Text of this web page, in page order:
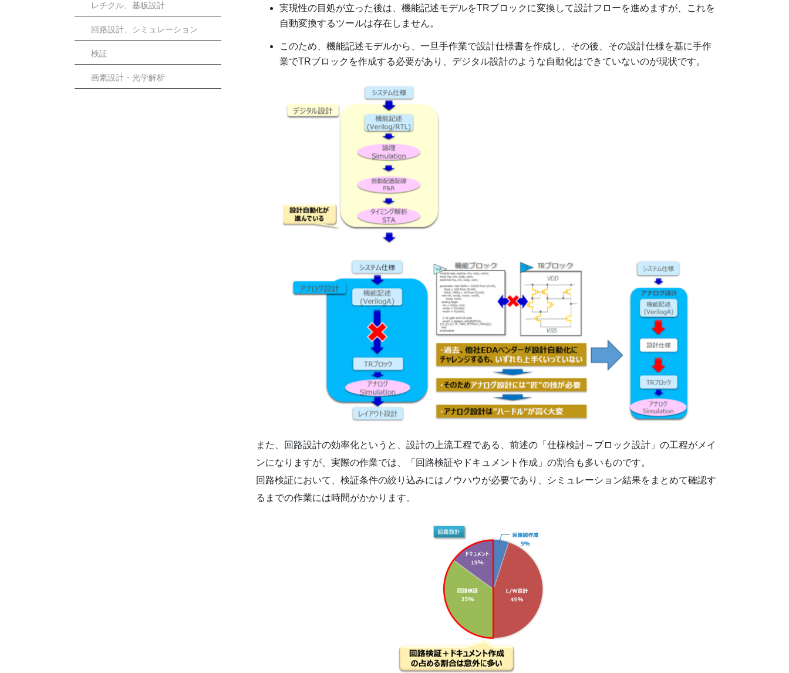
実現性の目処が立った後は、機能記述モデルをTRブロックに変換して設計フローを進めますが、これを
自動変換するツールは存在しません。
このため、機能記述モデルから、一旦手作業で設計仕様書を作成し、その後、その設計仕様を基に手作
業でTRブロックを作成する必要があり、デジタル設計のような自動化はできていないのが現状です。
また、回路設計の効率化というと、設計の上流工程である、前述の「仕様検討～ブロック設計」の工程がメイ
ンになりますが、実際の作業では、「回路検証やドキュメント作成」の割合も多いものです。
回路検証において、検証条件の絞り込みにはノウハウが必要であり、シミュレーション結果をまとめて確認す
るまでの作業には時間がかかります。
レチクル、基板設計
回路設計、シミュレーション
検証
画素設計・光学解析